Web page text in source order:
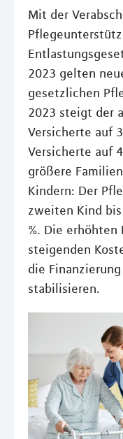
Mit der
2023 gelten
gesetzlichen
2023 steigt der
Versicherte auf
Versicherte auf
größere
Kindern: Der
zweiten Kind
%. Die
steigenden
die
stabilisieren.